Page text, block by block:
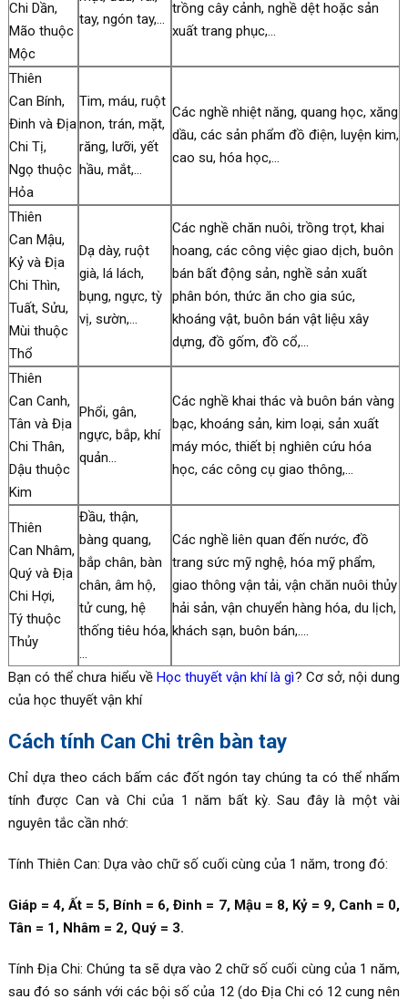
Chi Dần,
Mão thuộc
Mộc
tay, ngón tay,…
trồng cây cảnh, nghề dệt hoặc sản
xuất trang phục,…
Thiên
Can Bính,
Đinh và Địa
Chi Tị,
Ngọ thuộc
Hỏa
Tim, máu, ruột
non, trán, mặt,
răng, lưỡi, yết
hầu, mắt,…
Các nghề nhiệt năng, quang học, xăng
dầu, các sản phẩm đồ điện, luyện kim,
cao su, hóa học,…
Thiên
Can Mậu,
Kỷ và Địa
Chi Thìn,
Tuất, Sửu,
Mùi thuộc
Thổ
Dạ dày, ruột
già, lá lách,
bụng, ngực, tỳ
vị, sườn,…
Các nghề chăn nuôi, trồng trọt, khai
hoang, các công việc giao dịch, buôn
bán bất động sản, nghề sản xuất
phân bón, thức ăn cho gia súc,
khoáng vật, buôn bán vật liệu xây
dựng, đồ gốm, đồ cổ,…
Thiên
Can Canh,
Tân và Địa
Chi Thân,
Dậu thuộc
Kim
Phổi, gân,
ngực, bắp, khí
quản…
Các nghề khai thác và buôn bán vàng
bạc, khoáng sản, kim loại, sản xuất
máy móc, thiết bị nghiên cứu hóa
học, các công cụ giao thông,…
Thiên
Can Nhâm,
Quý và Địa
Chi Hợi,
Tý thuộc
Thủy
Đầu, thận,
bàng quang,
bắp chân, bàn
chân, âm hộ,
tử cung, hệ
thống tiêu hóa,
…
Các nghề liên quan đến nước, đồ
trang sức mỹ nghệ, hóa mỹ phẩm,
giao thông vận tải, vận chăn nuôi thủy
hải sản, vận chuyển hàng hóa, du lịch,
khách sạn, buôn bán,….
Bạn có thể chưa hiểu về Học thuyết vận khí là gì? Cơ sở, nội dung
của học thuyết vận khí
Cách tính Can Chi trên bàn tay
Chỉ dựa theo cách bấm các đốt ngón tay chúng ta có thể nhẩm
tính được Can và Chi của 1 năm bất kỳ. Sau đây là một vài
nguyên tắc cần nhớ:
Tính Thiên Can: Dựa vào chữ số cuối cùng của 1 năm, trong đó:
Giáp = 4, Ất = 5, Bính = 6, Đinh = 7, Mậu = 8, Kỷ = 9, Canh = 0,
Tân = 1, Nhâm = 2, Quý = 3.
Tính Địa Chi: Chúng ta sẽ dựa vào 2 chữ số cuối cùng của 1 năm,
sau đó so sánh với các bội số của 12 (do Địa Chi có 12 cung nên